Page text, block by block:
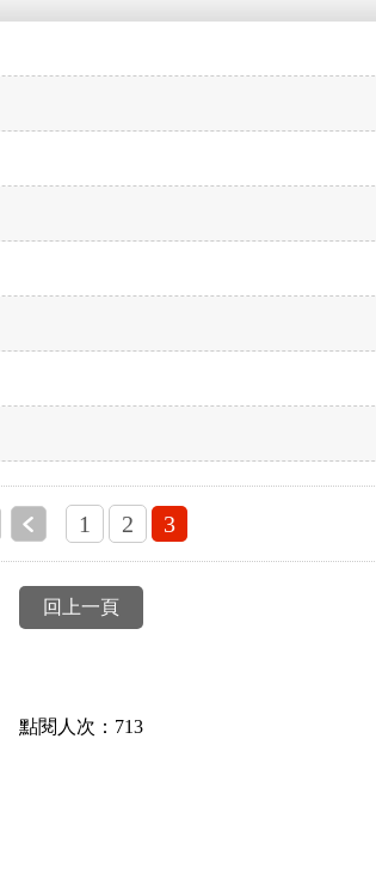
1 2 3
回上一頁
點閱人次：713